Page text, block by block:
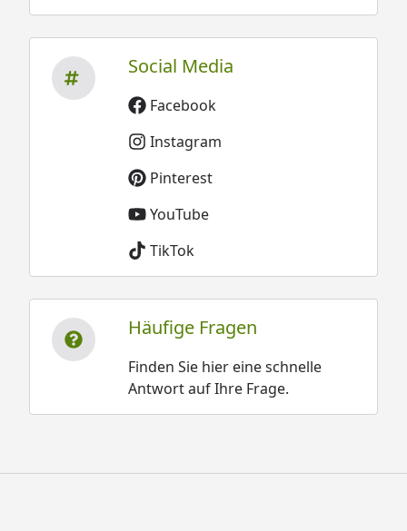
Social Media
Facebook
Instagram
Pinterest
YouTube
TikTok
Häufige Fragen
Finden Sie hier eine schnelle
Antwort auf Ihre Frage.